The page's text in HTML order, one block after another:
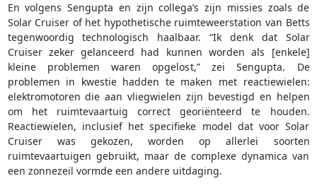
En volgens Sengupta en zijn collega’s zijn missies zoals de
Solar Cruiser of het hypothetische ruimteweerstation van Betts
tegenwoordig technologisch haalbaar. “Ik denk dat Solar
Cruiser zeker gelanceerd had kunnen worden als [enkele]
kleine problemen waren opgelost,” zei Sengupta. De
problemen in kwestie hadden te maken met reactiewielen:
elektromotoren die aan vliegwielen zijn bevestigd en helpen
om het ruimtevaartuig correct georiënteerd te houden.
Reactiewielen, inclusief het specifieke model dat voor Solar
Cruiser was gekozen, worden op allerlei soorten
ruimtevaartuigen gebruikt, maar de complexe dynamica van
een zonnezeil vormde een andere uitdaging.